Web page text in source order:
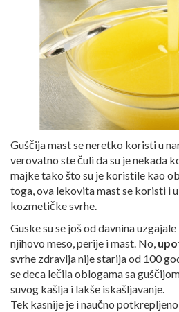
Guščija mast se neretko koristi u
verovatno ste čuli da su je nekada
majke tako što su je koristile kao
toga, ova lekovita mast se koristi i
kozmetičke svrhe.
Guske su se još od davnina
njihovo meso, perije i mast. No,
svrhe zdravlja nije starija od 100
se deca lečila oblogama sa
suvog kašlja i lakše iskašljavanje.
Tek kasnije je i naučno